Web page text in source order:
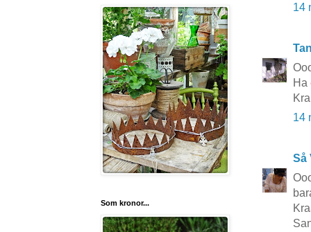
14
Ha
14
Så
Som kronor...